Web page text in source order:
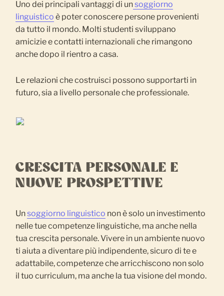
Uno dei principali vantaggi di unsoggiorno
linguistico è poter conoscere persone provenienti
da tutto il mondo. Molti studenti sviluppano
amicizie e contatti internazionali che rimangono
anche dopo il rientro a casa.
Le relazioni che costruisci possono supportarti in
futuro, sia a livello personale che professionale.
CRESCITA PERSONALE E
NUOVE PROSPETTIVE
Unsoggiorno linguistico non è solo un investimento
nelle tue competenze linguistiche, ma anche nella
tua crescita personale. Vivere in un ambiente nuovo
ti aiuta a diventare più indipendente, sicuro di te e
adattabile, competenze che arricchiscono non solo
il tuo curriculum, ma anche la tua visione del mondo.